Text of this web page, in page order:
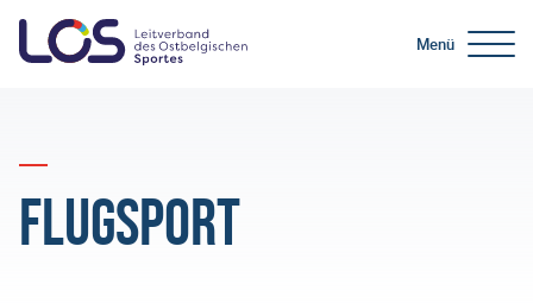
Menü
Flugsport